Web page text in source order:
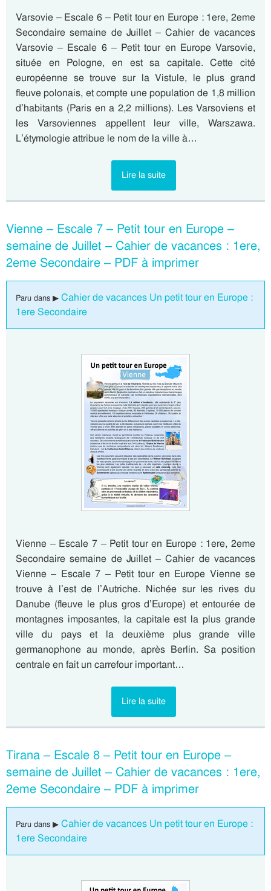
Varsovie – Escale 6 – Petit tour en Europe : 1ere, 2eme
Secondaire semaine de Juillet – Cahier de vacances
Varsovie – Escale 6 – Petit tour en Europe Varsovie,
située en Pologne, en est sa capitale. Cette cité
européenne se trouve sur la Vistule, le plus grand
fleuve polonais, et compte une population de 1,8 million
d’habitants (Paris en a 2,2 millions). Les Varsoviens et
les Varsoviennes appellent leur ville, Warszawa.
L’étymologie attribue le nom de la ville à…
Lire la suite
Vienne – Escale 7 – Petit tour en Europe –
semaine de Juillet – Cahier de vacances : 1ere,
2eme Secondaire – PDF à imprimer
Paru dans ▶ Cahier de vacances Un petit tour en Europe :
1ere Secondaire
Vienne – Escale 7 – Petit tour en Europe : 1ere, 2eme
Secondaire semaine de Juillet – Cahier de vacances
Vienne – Escale 7 – Petit tour en Europe Vienne se
trouve à l’est de l’Autriche. Nichée sur les rives du
Danube (fleuve le plus gros d’Europe) et entourée de
montagnes imposantes, la capitale est la plus grande
ville du pays et la deuxième plus grande ville
germanophone au monde, après Berlin. Sa position
centrale en fait un carrefour important…
Lire la suite
Tirana – Escale 8 – Petit tour en Europe –
semaine de Juillet – Cahier de vacances : 1ere,
2eme Secondaire – PDF à imprimer
Paru dans ▶ Cahier de vacances Un petit tour en Europe :
1ere Secondaire